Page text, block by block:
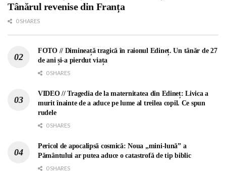
Tânărul revenise din Franța
0 SHARES
FOTO // Dimineață tragică în raionul Edineț. Un tânăr de 27
de ani și-a pierdut viața
0 SHARES
VIDEO // Tragedia de la maternitatea din Edineț: Livica a
murit înainte de a aduce pe lume al treilea copil. Ce spun
rudele
0 SHARES
Pericol de apocalipsă cosmică: Noua „mini-lună” a
Pământului ar putea aduce o catastrofă de tip biblic
0 SHARES